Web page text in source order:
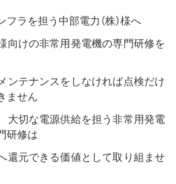
ラを担う中部電力（株）様へ
向けの非常用発電機の専門研修を
ンテナンスをしなければ点検だけ
ません
大切な電源供給を担う非常用発電
研修は
還元できる価値として取り組ませ